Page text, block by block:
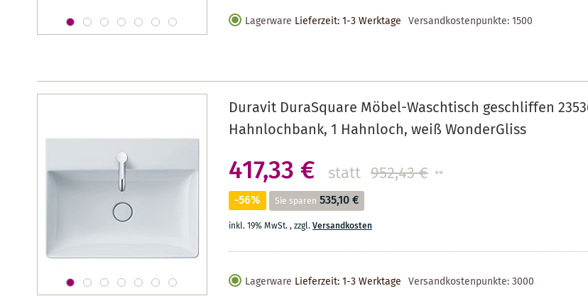
Lagerware Lieferzeit: 1-3 Werktage Versandkostenpunkte:1500
Duravit DuraSquare Möbel-Waschtisch geschliffen
Hahnlochbank, 1 Hahnloch, weiß WonderGliss
417,33 € statt 952,43 € **
-56% Sie sparen 535,10 €
inkl. 19% MwSt.,zzgl.Versandkosten
Lagerware Lieferzeit: 1-3 Werktage Versandkostenpunkte:3000